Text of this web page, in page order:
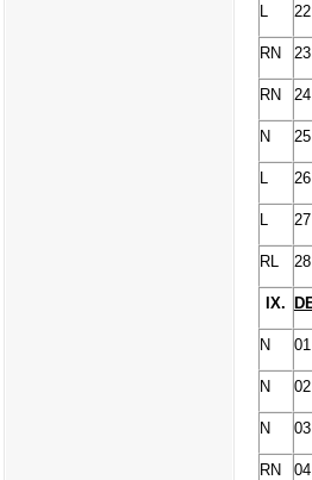
L
RN
RN
N
L
L
RL
IX.
N
N
N
RN